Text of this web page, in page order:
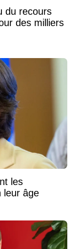
du recours
des milliers
les
leur âge